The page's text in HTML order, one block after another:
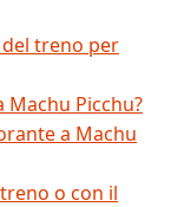
treno per
Machu Picchu?
a Machu
o con il